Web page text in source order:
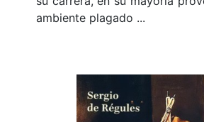
ambiente plagado ...